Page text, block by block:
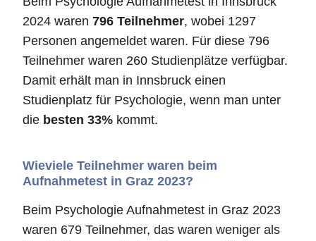
2024 waren 796 Teilnehmer, wobei 1297
Personen angemeldet waren. Für diese 796
Teilnehmer waren 260 Studienplätze verfügbar.
Damit erhält man in Innsbruck einen
Studienplatz für Psychologie, wenn man unter
die besten 33% kommt.
Wieviele Teilnehmer waren beim
Aufnahmetest in Graz 2023?
Beim Psychologie Aufnahmetest in Graz 2023
waren 679 Teilnehmer, das waren weniger als